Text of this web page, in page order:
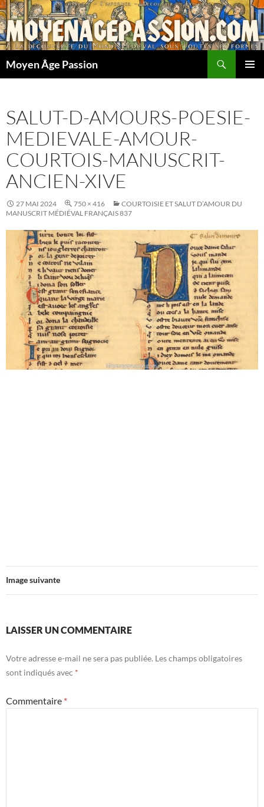
Aller
au
contenu
Moyen Âge Passion
SALUT-D-AMOURS-POESIE-
MEDIEVALE-AMOUR-
COURTOIS-MANUSCRIT-
ANCIEN-XIVE
27 MAI 2024 750 × 416
COURTOISIE ET SALUT D’AMOUR DU
MANUSCRIT MÉDIÉVAL FRANÇAIS 837
Image suivante
LAISSER UN COMMENTAIRE
Votre adresse e-mail ne sera pas publiée. Les champs obligatoires
sont indiqués avec *
Commentaire *